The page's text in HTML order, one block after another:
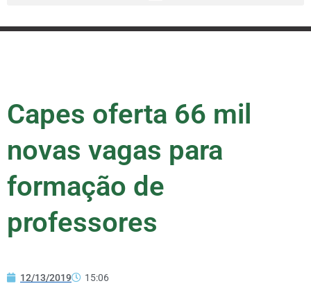
Capes oferta 66 mil
novas vagas para
formação de
professores
12/13/2019 15:06